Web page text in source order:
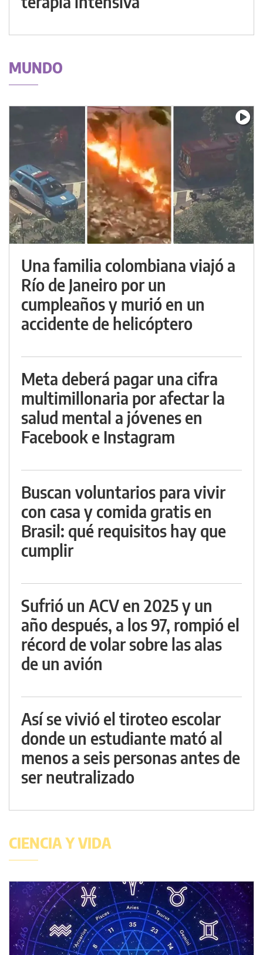
MUNDO
Una familia colombiana viajó a
Río de Janeiro por un
cumpleaños y murió en un
accidente de helicóptero
Meta deberá pagar una cifra
multimillonaria por afectar la
salud mental a jóvenes en
Facebook e Instagram
Buscan voluntarios para vivir
con casa y comida gratis en
Brasil: qué requisitos hay que
cumplir
Sufrió un ACV en 2025 y un
año después, a los 97, rompió el
récord de volar sobre las alas
de un avión
Así se vivió el tiroteo escolar
donde un estudiante mató al
menos a seis personas antes de
ser neutralizado
CIENCIA Y VIDA